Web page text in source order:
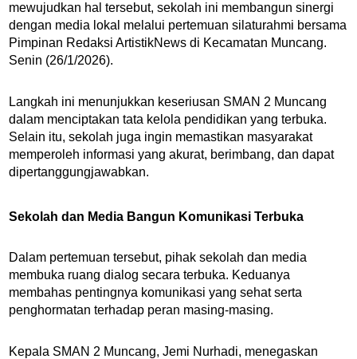
mewujudkan hal tersebut, sekolah ini membangun sinergi
dengan media lokal melalui pertemuan silaturahmi bersama
Pimpinan Redaksi ArtistikNews di Kecamatan Muncang.
Senin (26/1/2026).
Langkah ini menunjukkan keseriusan SMAN 2 Muncang
dalam menciptakan tata kelola pendidikan yang terbuka.
Selain itu, sekolah juga ingin memastikan masyarakat
memperoleh informasi yang akurat, berimbang, dan dapat
dipertanggungjawabkan.
Sekolah dan Media Bangun Komunikasi Terbuka
Dalam pertemuan tersebut, pihak sekolah dan media
membuka ruang dialog secara terbuka. Keduanya
membahas pentingnya komunikasi yang sehat serta
penghormatan terhadap peran masing-masing.
Kepala SMAN 2 Muncang, Jemi Nurhadi, menegaskan